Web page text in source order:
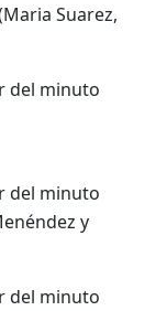
Suarez,
del minuto
del minuto
y
del minuto